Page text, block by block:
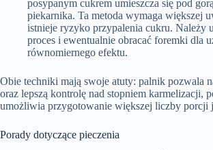
posypanym cukrem umieszcza się pod
piekarnika. Ta metoda wymaga większej
istnieje ryzyko przypalenia cukru. Należy
proces i ewentualnie obracać foremki dla
równomiernego efektu.
Obie techniki mają swoje atuty: palnik pozwala
oraz lepszą kontrolę nad stopniem karmelizacji,
umożliwia przygotowanie większej liczby porcji
Porady dotyczące pieczenia